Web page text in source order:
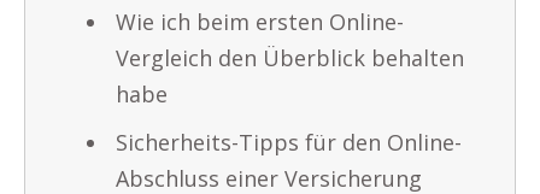
Wie ich beim ersten Online-
Vergleich den Überblick behalten
habe
Sicherheits-Tipps für den Online-
Abschluss einer Versicherung